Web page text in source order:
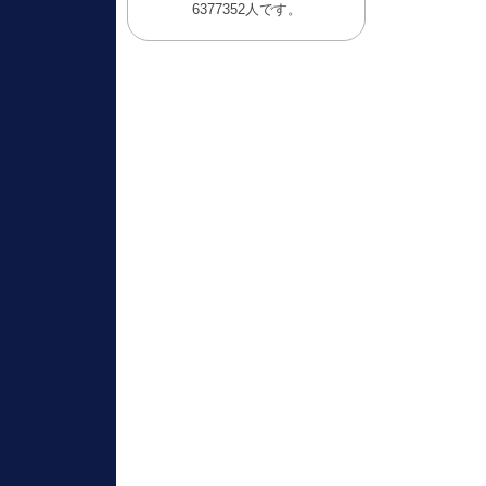
6377352人です。